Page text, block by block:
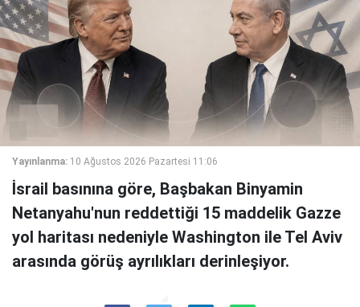
Yayınlanma: 10 Ağustos 2026 Pazartesi 11:06
İsrail basınına göre, Başbakan Binyamin
Netanyahu'nun reddettiği 15 maddelik Gazze
yol haritası nedeniyle Washington ile Tel Aviv
arasında görüş ayrılıkları derinleşiyor.